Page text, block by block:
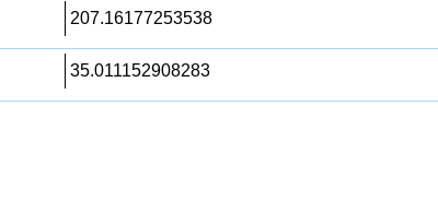
207.16177253538
35.011152908283